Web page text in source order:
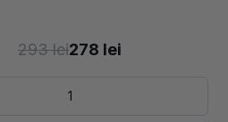
293 lei278 lei